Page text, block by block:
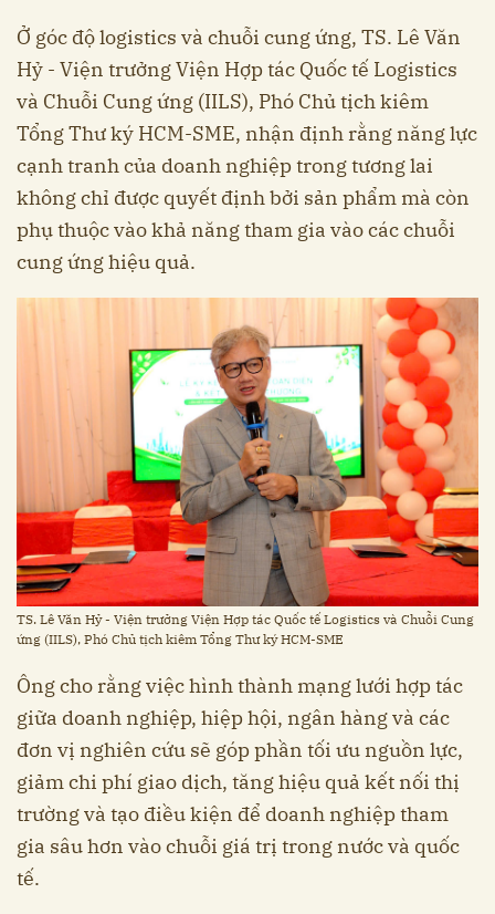
Ở góc độ logistics và chuỗi cung ứng, TS. Lê Văn
Hỷ - Viện trưởng Viện Hợp tác Quốc tế Logistics
và Chuỗi Cung ứng (IILS), Phó Chủ tịch kiêm
Tổng Thư ký HCM-SME, nhận định rằng năng lực
cạnh tranh của doanh nghiệp trong tương lai
không chỉ được quyết định bởi sản phẩm mà còn
phụ thuộc vào khả năng tham gia vào các chuỗi
cung ứng hiệu quả.
TS. Lê Văn Hỷ - Viện trưởng Viện Hợp tác Quốc tế Logistics và Chuỗi Cung
ứng (IILS), Phó Chủ tịch kiêm Tổng Thư ký HCM-SME
Ông cho rằng việc hình thành mạng lưới hợp tác
giữa doanh nghiệp, hiệp hội, ngân hàng và các
đơn vị nghiên cứu sẽ góp phần tối ưu nguồn lực,
giảm chi phí giao dịch, tăng hiệu quả kết nối thị
trường và tạo điều kiện để doanh nghiệp tham
gia sâu hơn vào chuỗi giá trị trong nước và quốc
tế.